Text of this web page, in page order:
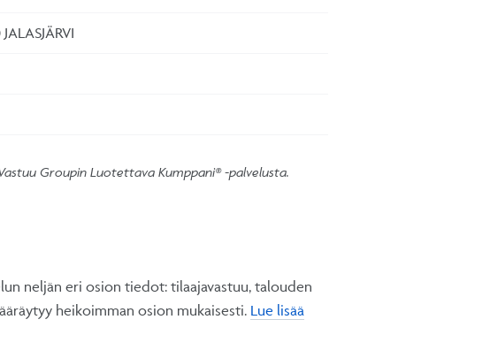
Groupin Luotettava Kumppani® -palvelusta.
neljän eri osion tiedot: tilaajavastuu, talouden
heikoimman osion mukaisesti. Lue lisää